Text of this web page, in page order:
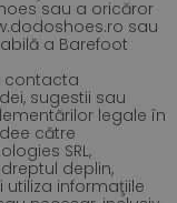
sau a oricăror
sau
a Barefoot
contacta
sugestii sau
legale în
către
SRL,
deplin,
informaţiile